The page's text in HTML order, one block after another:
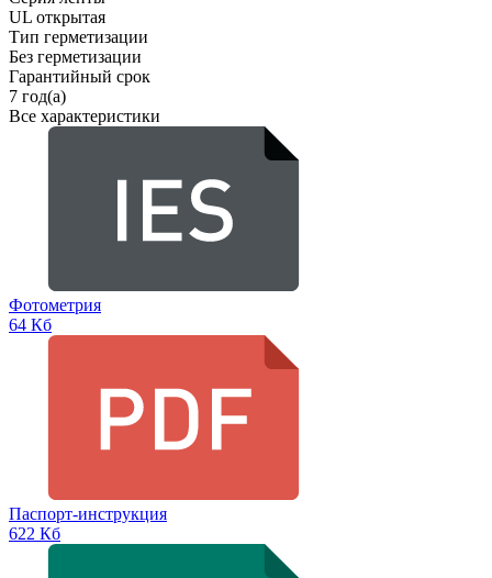
UL открытая
Тип герметизации
Без герметизации
Гарантийный срок
7 год(а)
Все характеристики
Фотометрия
64 Кб
Паспорт-инструкция
622 Кб